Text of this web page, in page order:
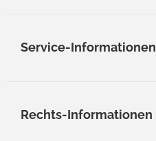
Service-Informationen
Rechts-Informationen